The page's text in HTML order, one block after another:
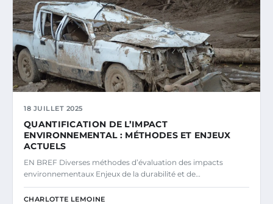
18 JUILLET 2025
QUANTIFICATION DE L’IMPACT
ENVIRONNEMENTAL : MÉTHODES ET ENJEUX
ACTUELS
EN BREF Diverses méthodes d’évaluation des impacts
environnementaux Enjeux de la durabilité et de…
CHARLOTTE LEMOINE